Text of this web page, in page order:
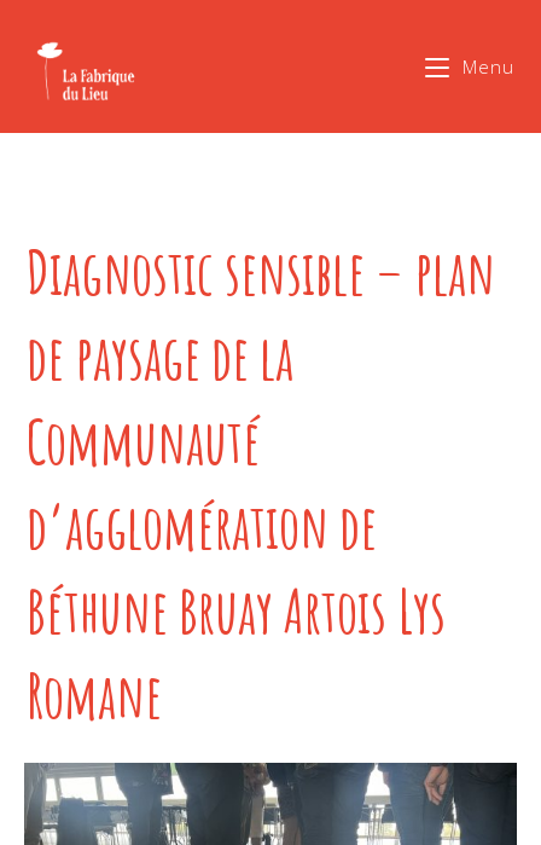
Menu
Diagnostic sensible – plan
de paysage de la
Communauté
d’agglomération de
Béthune Bruay Artois Lys
Romane